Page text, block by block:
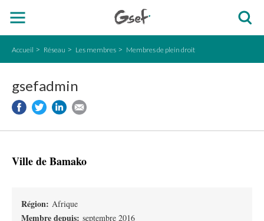
Accueil Réseau Les membres Membres de plein droit
gsefadmin
Ville de Bamako
Région: Afrique
Membre depuis: septembre 2016